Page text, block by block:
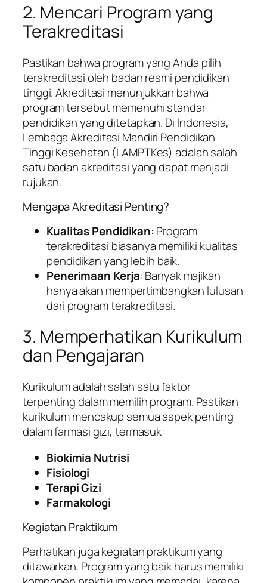
2. Mencari Program yang
Terakreditasi
Pastikan bahwa program yang Anda pilih
terakreditasi oleh badan resmi pendidikan
tinggi. Akreditasi menunjukkan bahwa
program tersebut memenuhi standar
pendidikan yang ditetapkan. Di Indonesia,
Lembaga Akreditasi Mandiri Pendidikan
Tinggi Kesehatan (LAMPTKes) adalah salah
satu badan akreditasi yang dapat menjadi
rujukan.
Mengapa Akreditasi Penting?
Kualitas Pendidikan: Program
terakreditasi biasanya memiliki kualitas
pendidikan yang lebih baik.
Penerimaan Kerja: Banyak majikan
hanya akan mempertimbangkan lulusan
dari program terakreditasi.
3. Memperhatikan Kurikulum
dan Pengajaran
Kurikulum adalah salah satu faktor
terpenting dalam memilih program. Pastikan
kurikulum mencakup semua aspek penting
dalam farmasi gizi, termasuk:
Biokimia Nutrisi
Fisiologi
Terapi Gizi
Farmakologi
Kegiatan Praktikum
Perhatikan juga kegiatan praktikum yang
ditawarkan. Program yang baik harus memiliki